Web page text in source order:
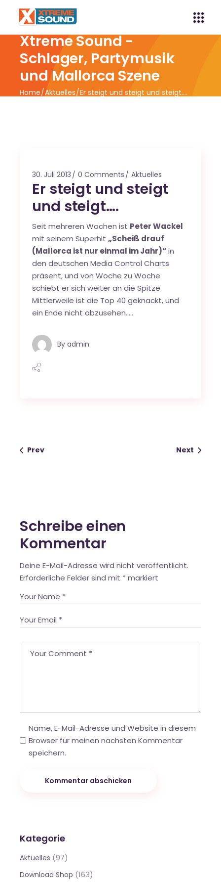
Xtreme Sound -
Schlager, Partymusik
und Mallorca Szene
Home Aktuelles Er steigt und steigt und steigt….
30. Juli 2013 0 Comments Aktuelles
Er steigt und steigt
und steigt….
Seit mehreren Wochen ist Peter Wackel
mit seinem Superhit „Scheiß drauf
(Mallorca ist nur einmal im Jahr)“in
den deutschen Media Control Charts
präsent, und von Woche zu Woche
schiebt er sich weiter an die Spitze.
Mittlerweile ist die Top 40 geknackt, und
ein Ende nicht abzusehen…..
By admin
Prev Next
Schreibe einen
Kommentar
Deine E-Mail-Adresse wird nicht veröffentlicht.
Erforderliche Felder sind mit * markiert
Name, E-Mail-Adresse und Website in diesem
Browser für meinen nächsten Kommentar
speichern.
Kommentar abschicken
Kategorie
Aktuelles (97)
Download Shop (163)